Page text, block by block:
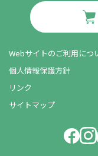
Webサイトのご利用につ
個人情報保護方針
リンク
サイトマップ